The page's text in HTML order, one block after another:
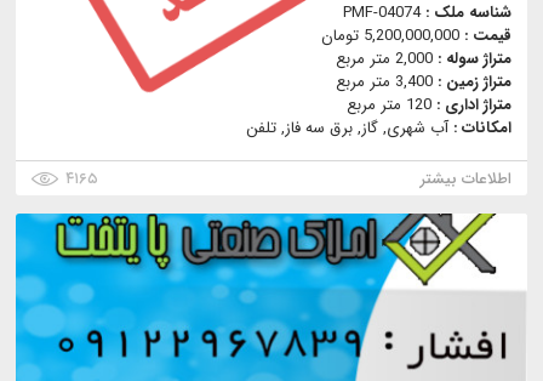
شناسه ملک :PMF-04074
قیمت : 5,200,000,000 تومان
متراژ سوله : 2,000 متر مربع
متراژ زمین : 3,400 متر مربع
متراژ اداری : 120 متر مربع
امکانات :آب شهری, گاز, برق سه فاز, تلفن
اطلاعات بیشتر
۴۱۶۵